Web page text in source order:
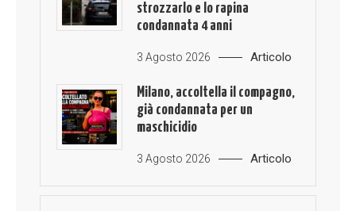
strozzarlo e lo rapina
condannata 4 anni
3 Agosto 2026 Articolo
Milano, accoltella il compagno,
già condannata per un
maschicidio
3 Agosto 2026 Articolo